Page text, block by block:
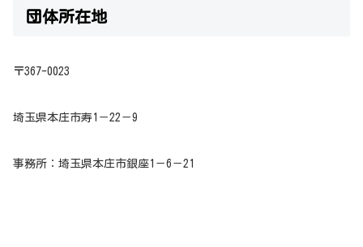
団体所在地
〒367-0023
埼玉県本庄市寿1－22－9
事務所 ： 埼玉県本庄市銀座1－6－21